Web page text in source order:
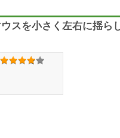
スを小さく左右に揺ら